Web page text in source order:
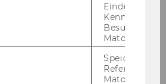
Eindeutige
Besuchers
Matomo.
Speicherung
Referrers
Matomo.